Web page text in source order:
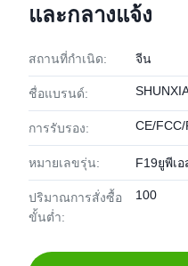
และกลางแจ้ง
สถานที่กำเนิด: จีน
ชื่อแบรนด์:
การรับรอง: CE/
หมายเลขรุ่น: F19ยูพีเอ
ปริมาณการสั่งซื้อ
ขั้นต่ำ:
100